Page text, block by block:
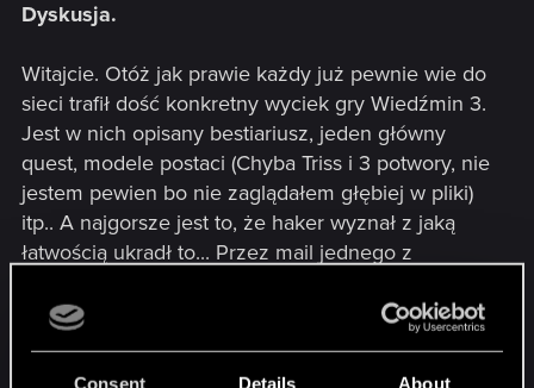
Consent Details About
Dyskusja.
Witajcie. Otóż jak prawie każdy już pewnie wie do
sieci trafił dość konkretny wyciek gry Wiedźmin 3.
Jest w nich opisany bestiariusz, jeden główny
quest, modele postaci (Chyba Triss i 3 potwory, nie
jestem pewien bo nie zaglądałem głębiej w pliki)
itp.. A najgorsze jest to, że haker wyznał z jaką
łatwością ukradł to... Przez mail jednego z
w pliki? Ja osobiście je posiadam lecz boje się
cokolwiek z nimi robić bo nie chce popsuć
zabawy, ale z drugiej strony dobrze wiedzieć co